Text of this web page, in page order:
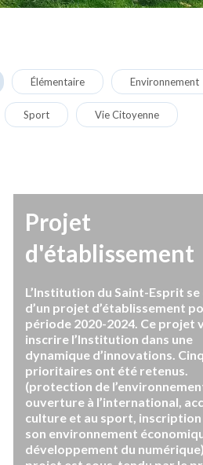
Élémentaire Environnement
Sport Vie Citoyenne
Projet
d'établissement
L’Institution du Saint-Esprit
d’un projet d’établissement
période 2020-2024. Ce projet
inscrire l’Institution dans une
dynamique d’innovations.
prioritaires ont été retenus.
(protection de
ouverture à l’international,
culture et au sport, inscription
son environnement
développement du